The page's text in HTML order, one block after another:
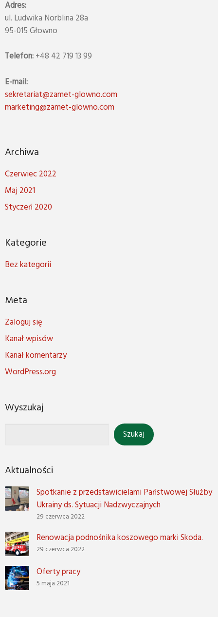
Adres:
ul. Ludwika Norblina 28a
95-015 Głowno
Telefon:+48 42 719 13 99
E-mail:
sekretariat@zamet-glowno.com
marketing@zamet-glowno.com
Archiwa
Czerwiec 2022
Maj 2021
Styczeń 2020
Kategorie
Bez kategorii
Meta
Zaloguj się
Kanał wpisów
Kanał komentarzy
WordPress.org
Wyszukaj
Aktualności
Spotkanie z przedstawicielami Państwowej Służby
Ukrainy ds. Sytuacji Nadzwyczajnych
29 czerwca 2022
Renowacja podnośnika koszowego marki Skoda.
29 czerwca 2022
Oferty pracy
5 maja 2021